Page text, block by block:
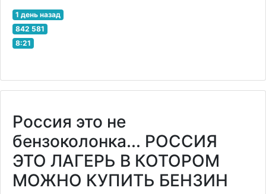
1 день назад
842 581
8:21
Россия это не
бензоколонка... РОССИЯ
ЭТО ЛАГЕРЬ В КОТОРОМ
МОЖНО КУПИТЬ БЕНЗИН